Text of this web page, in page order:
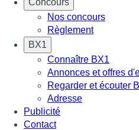
Nos concours
Règlement
BX1
Connaître BX1
Annonces et offres
Regarder et écouter
Adresse
Publicité
Contact